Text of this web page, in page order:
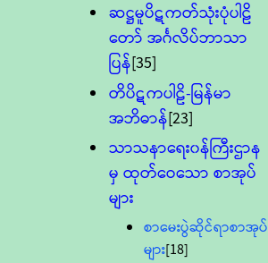
ဆဋ္ဌမူပိဋကတ်သုံးပုံပါဠိ
တော် အင်္ဂလိပ်ဘာသာ
ပြန်[35]
တိပိဋကပါဠိ-မြန်မာ
အဘိဓာန်[23]
သာသနာရေး၀န်ကြီးဌာန
မှ ထုတ်ဝေသော စာအုပ်
များ
စာမေးပွဲဆိုင်ရာစာအုပ်
များ[18]